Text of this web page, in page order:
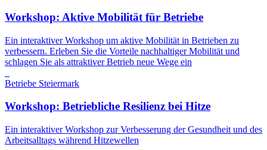
Workshop: Aktive Mobilität für Betriebe
Ein interaktiver Workshop um aktive Mobilität in Betrieben zu
verbessern. Erleben Sie die Vorteile nachhaltiger Mobilität und
schlagen Sie als attraktiver Betrieb neue Wege ein
Betriebe Steiermark
Workshop: Betriebliche Resilienz bei Hitze
Ein interaktiver Workshop zur Verbesserung der Gesundheit und des
Arbeitsalltags während Hitzewellen